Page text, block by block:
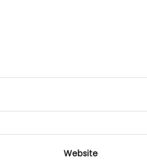
Website